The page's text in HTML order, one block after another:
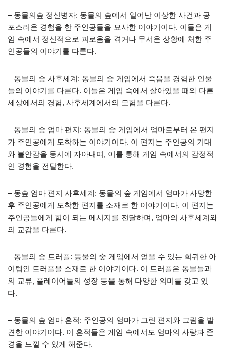
– 동물의숲 정신병자: 동물의 숲에서 일어난 이상한 사건과 공
포스러운 경험을 한 주인공들을 묘사한 이야기이다. 이들은 게
임 속에서 정신적으로 괴로움을 겪거나 무서운 상황에 처한 주
인공들의 이야기를 다룬다.
– 동물의 숲 사후세계: 동물의 숲 게임에서 죽음을 경험한 인물
들의 이야기를 다룬다. 이들은 게임 속에서 살아있을 때와 다른
세상에서의 경험, 사후세계에서의 모험을 다룬다.
– 동물의 숲 엄마 편지: 동물의 숲 게임에서 엄마로부터 온 편지
가 주인공에게 도착하는 이야기이다. 이 편지는 주인공의 기대
와 불안감을 동시에 자아내며, 이를 통해 게임 속에서의 감정적
인 경험을 전달한다.
– 동숲 엄마 편지 사후세계: 동물의 숲 게임에서 엄마가 사망한
후 주인공에게 도착한 편지를 소재로 한 이야기이다. 이 편지는
주인공들에게 힘이 되는 메시지를 전달하며, 엄마의 사후세계와
의 교감을 다룬다.
– 동물의 숲 트러플: 동물의 숲 게임에서 얻을 수 있는 희귀한 아
이템인 트러플을 소재로 한 이야기이다. 이 트러플은 동물들과
의 교류, 플레이어들의 성장 등을 통해 다양한 의미를 갖고 있
다.
– 동물의 숲 엄마 흔적: 주인공의 엄마가 그린 편지와 그림을 발
견한 이야기이다. 이 흔적들은 게임 속에서도 엄마의 사랑과 존
경을 느낄 수 있게 해준다.